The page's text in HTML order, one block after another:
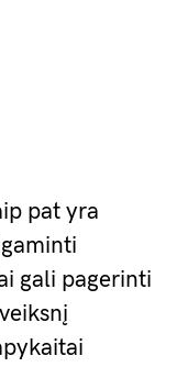
pat yra
gali pagerinti